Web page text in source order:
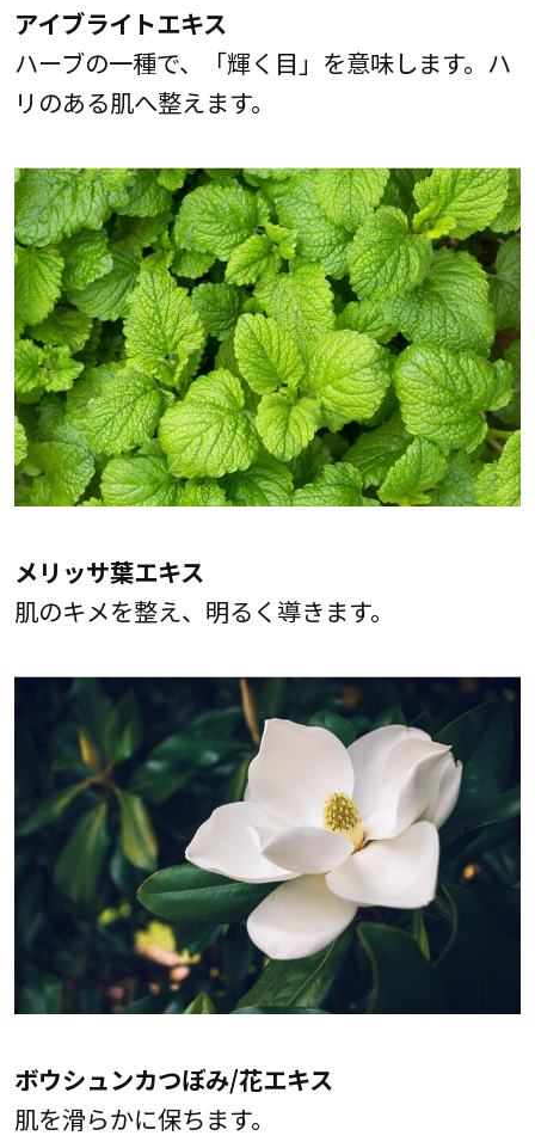
アイブライトエキス
ハーブの一種で、「輝く目」を意味します。ハ
リのある肌へ整えます。
メリッサ葉エキス
肌のキメを整え、明るく導きます。
ボウシュンカつぼみ/花エキス
肌を滑らかに保ちます。